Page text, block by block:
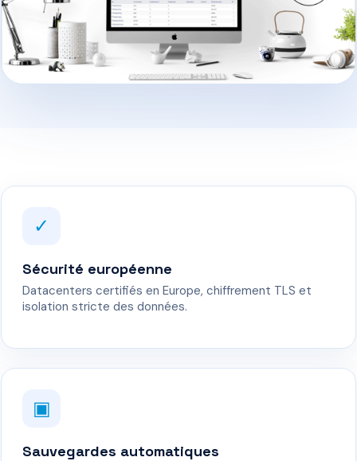
✓
Sécurité européenne
Datacenters certifiés en Europe, chiffrement TLS et
isolation stricte des données.
▣
Sauvegardes automatiques